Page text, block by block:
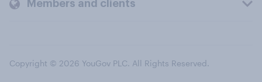
Members and clients
Copyright © 2026 YouGov PLC. All Rights Reserved.